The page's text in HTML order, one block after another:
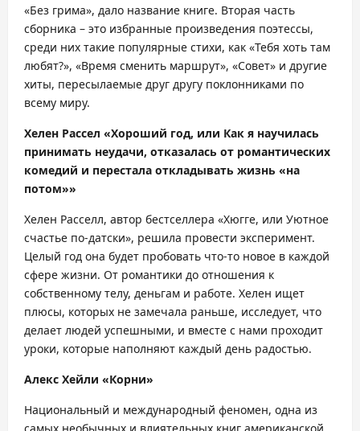
«Без грима», дало название книге. Вторая часть
сборника – это избранные произведения поэтессы,
среди них такие популярные стихи, как «Тебя хоть там
любят?», «Время сменить маршрут», «Совет» и другие
хиты, пересылаемые друг другу поклонниками по
всему миру.
Хелен Рассел «Хороший год, или Как я научилась
принимать неудачи, отказалась от романтических
комедий и перестала откладывать жизнь «на
потом»»
Хелен Расселл, автор бестселлера «Хюгге, или Уютное
счастье по-датски», решила провести эксперимент.
Целый год она будет пробовать что-то новое в каждой
сфере жизни. От романтики до отношения к
собственному телу, деньгам и работе. Хелен ищет
плюсы, которых не замечала раньше, исследует, что
делает людей успешными, и вместе с нами проходит
уроки, которые наполняют каждый день радостью.
Алекс Хейли «Корни»
Национальный и международный феномен, одна из